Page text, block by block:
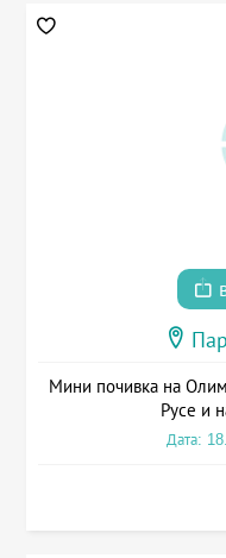
Мини почивка на
Русе и
Дата: